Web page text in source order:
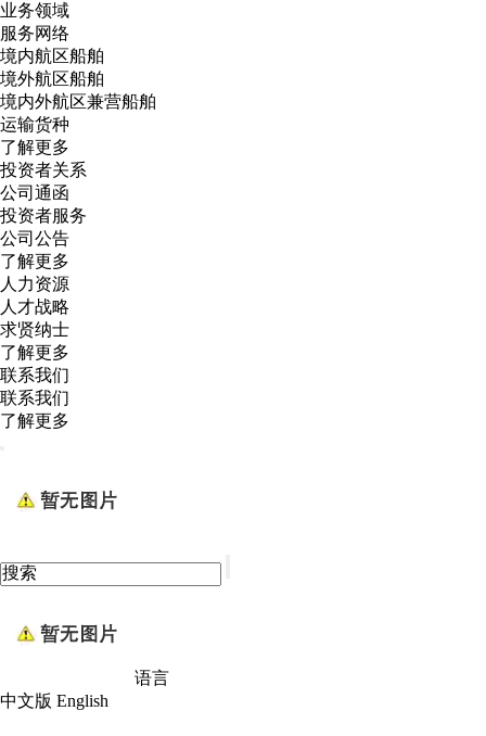
业务领域
服务网络
境内航区船舶
境外航区船舶
境内外航区兼营船舶
运输货种
了解更多
投资者关系
公司通函
投资者服务
公司公告
了解更多
人力资源
人才战略
求贤纳士
了解更多
联系我们
联系我们
了解更多
语言
中文版 English